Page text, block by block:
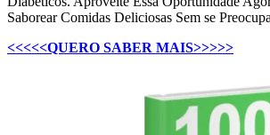
Saborear Comidas Deliciosas Sem se
<<<<<QUERO SABER MAIS>>>>>